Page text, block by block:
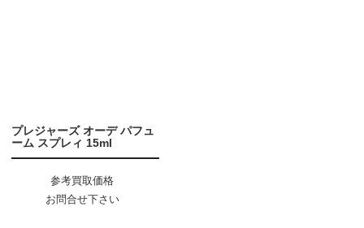
プレジャーズ オーデ パフュ
ーム スプレィ 15ml
参考買取価格
お問合せ下さい